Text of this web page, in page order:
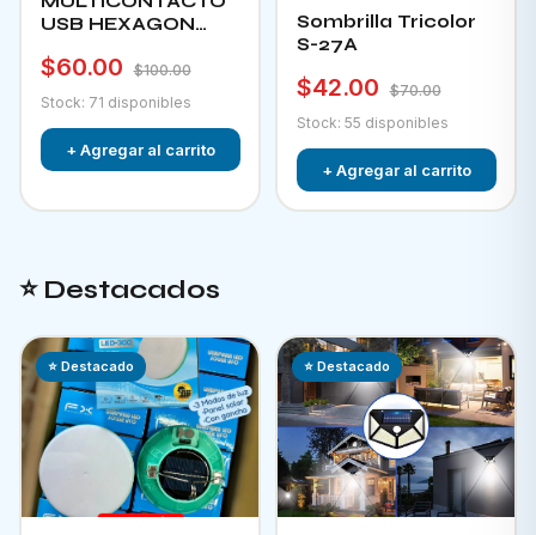
USB HEXAGON
$60.00
$100.00
Stock: 71 disponibles
+ Agregar al carrito
Sombrilla Tricolor
S-27A
$42.00
$70.00
Stock: 55 disponibles
+ Agregar al carrito
⭐ Destacados
⭐ Destacado ⭐ Destacado